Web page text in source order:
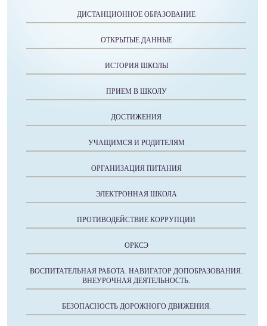
ДИСТАНЦИОННОЕ ОБРАЗОВАНИЕ
ОТКРЫТЫЕ ДАННЫЕ
ИСТОРИЯ ШКОЛЫ
ПРИЕМ В ШКОЛУ
ДОСТИЖЕНИЯ
УЧАЩИМСЯ И РОДИТЕЛЯМ
ОРГАНИЗАЦИЯ ПИТАНИЯ
ЭЛЕКТРОННАЯ ШКОЛА
ПРОТИВОДЕЙСТВИЕ КОРРУПЦИИ
ОРКСЭ
ВОСПИТАТЕЛЬНАЯ РАБОТА. НАВИГАТОР ДОПОБРАЗОВАНИЯ.
ВНЕУРОЧНАЯ ДЕЯТЕЛЬНОСТЬ.
БЕЗОПАСНОСТЬ ДОРОЖНОГО ДВИЖЕНИЯ.